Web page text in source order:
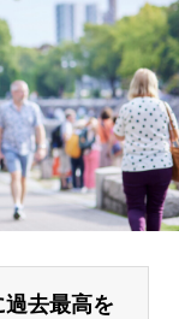
去最高を